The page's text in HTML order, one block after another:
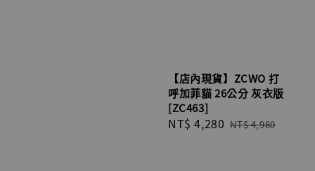
【店內現貨】ZCWO 打
呼加菲貓 26公分 灰衣版
[ZC463]
Sale
NT$ 4,280 Regular
NT$ 4,980